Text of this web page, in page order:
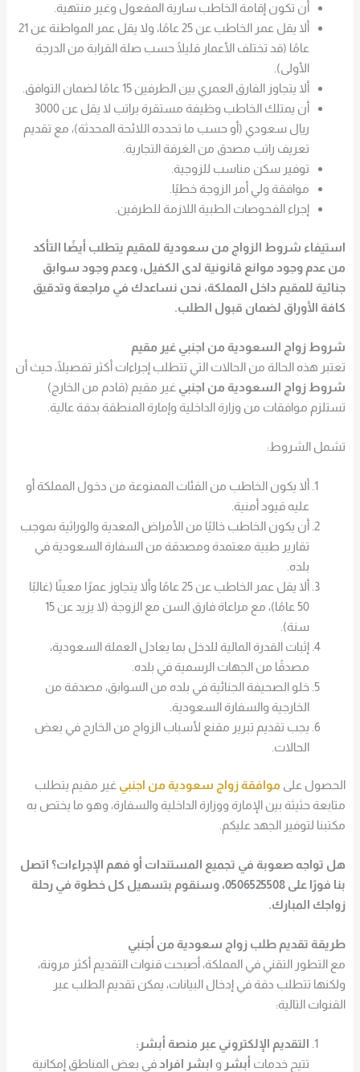
أن تكون إقامة الخاطب سارية المفعول وغير منتهية.
ألا يقل عمر الخاطب عن 25 عامًا، ولا يقل عمر المواطنة عن 21
عامًا (قد تختلف الأعمار قليلًا حسب صلة القرابة من الدرجة
الأولى).
ألا يتجاوز الفارق العمري بين الطرفين 15 عامًا لضمان التوافق.
أن يمتلك الخاطب وظيفة مستقرة براتب لا يقل عن 3000
ريال سعودي (أو حسب ما تحدده اللائحة المحدثة)، مع تقديم
تعريف راتب مصدق من الغرفة التجارية.
توفير سكن مناسب للزوجية.
موافقة ولي أمر الزوجة خطيًا.
إجراء الفحوصات الطبية اللازمة للطرفين.
استيفاء شروط الزواج من سعودية للمقيم يتطلب أيضًا التأكد
من عدم وجود موانع قانونية لدى الكفيل، وعدم وجود سوابق
جنائية للمقيم داخل المملكة، نحن نساعدك في مراجعة وتدقيق
كافة الأوراق لضمان قبول الطلب.
شروط زواج السعودية من اجنبي غير مقيم
تعتبر هذه الحالة من الحالات التي تتطلب إجراءات أكثر تفصيلًا، حيث أن
شروط زواج السعودية من اجنبي غير مقيم (قادم من الخارج)
تستلزم موافقات من وزارة الداخلية وإمارة المنطقة بدقة عالية.
تشمل الشروط:
ألا يكون الخاطب من الفئات الممنوعة من دخول المملكة أو
عليه قيود أمنية.
أن يكون الخاطب خاليًا من الأمراض المعدية والوراثية بموجب
تقارير طبية معتمدة ومصدقة من السفارة السعودية في
بلده.
ألا يقل عمر الخاطب عن 25 عامًا وألا يتجاوز عمرًا معينًا (غالبًا
50 عامًا)، مع مراعاة فارق السن مع الزوجة (لا يزيد عن 15
سنة).
إثبات القدرة المالية للدخل بما يعادل العملة السعودية،
مصدقًا من الجهات الرسمية في بلده.
خلو الصحيفة الجنائية في بلده من السوابق، مصدقة من
الخارجية والسفارة السعودية.
يجب تقديم تبرير مقنع لأسباب الزواج من الخارج في بعض
الحالات.
الحصول علىموافقة زواج سعودية من اجنبي غير مقيم يتطلب
متابعة حثيثة بين الإمارة ووزارة الداخلية والسفارة، وهو ما يختص به
مكتبنا لتوفير الجهد عليكم.
هل تواجه صعوبة في تجميع المستندات أو فهم الإجراءات؟ اتصل
بنا فورًا على 0506525508، وسنقوم بتسهيل كل خطوة في رحلة
زواجك المبارك.
طريقة تقديم طلب زواج سعودية من أجنبي
مع التطور التقني في المملكة، أصبحت قنوات التقديم أكثر مرونة،
ولكنها تتطلب دقة في إدخال البيانات، يمكن تقديم الطلب عبر
القنوات التالية:
التقديم الإلكتروني عبر منصة أبشر:
تتيح خدمات أبشر و ابشر افرادفي بعض المناطق إمكانية